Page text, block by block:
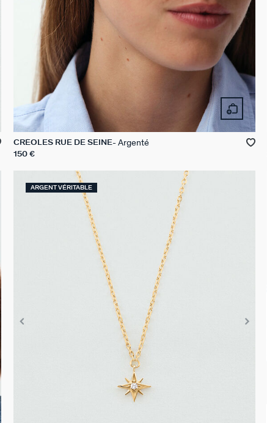
CRÉOLES RUE DE SEINE Argenté
150 €
ARGENT VÉRITABLE